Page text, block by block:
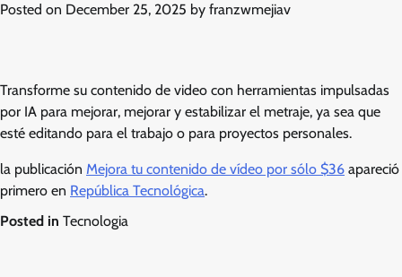
Posted on December 25, 2025 by franzwmejiav
Transforme su contenido de video con herramientas impulsadas
por IA para mejorar, mejorar y estabilizar el metraje, ya sea que
esté editando para el trabajo o para proyectos personales.
la publicación Mejora tu contenido de vídeo por sólo $36 apareció
primero en República Tecnológica.
Posted in Tecnologia